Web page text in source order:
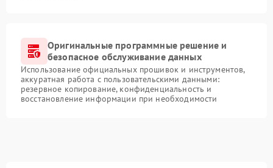
Оригинальные программные решение и
безопасное обслуживание данных
Использование официальных прошивок и инструментов,
аккуратная работа с пользовательскими данными:
резервное копирование, конфиденциальность и
восстановление информации при необходимости